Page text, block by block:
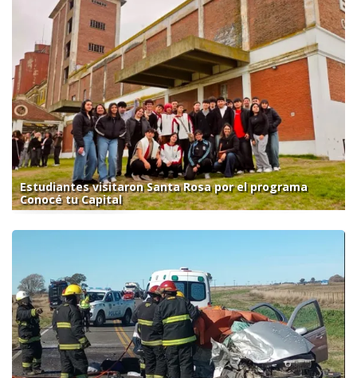
Estudiantes visitaron Santa Rosa por el programa
Conocé tu Capital